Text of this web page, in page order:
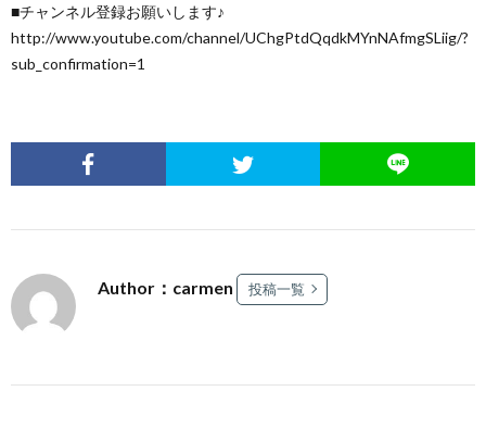
■チャンネル登録お願いします♪
http://www.youtube.com/channel/UChgPtdQqdkMYnNAfmgSLiig/?
sub_confirmation=1
Author：carmen 投稿一覧